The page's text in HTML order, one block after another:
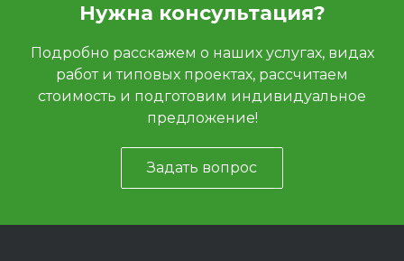
Нужна консультация?
Подробно расскажем о наших услугах, видах
работ и типовых проектах, рассчитаем
стоимость и подготовим индивидуальное
предложение!
Задать вопрос